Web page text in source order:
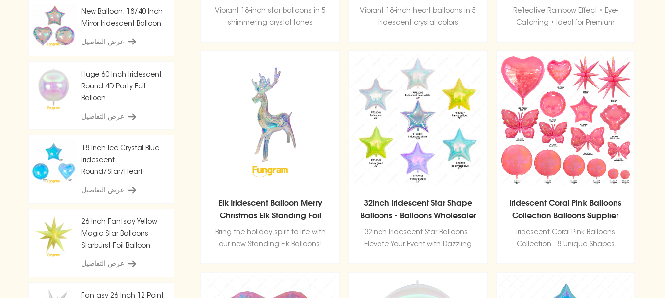
Balloons from Balloon
Wholesale Factory
Vibrant 18-inch star balloons in 5
shimmering crystal tones
Balloons from Balloon
Wholesale Factory
Vibrant 18-inch heart balloons in 5
iridescent crystal colors
Reflective Rainbow Effect • Eye-
Catching • Ideal for Premium
Elk Iridescent Balloon Merry
Christmas Elk Standing Foil
Balloon
Bring the holiday spirit to life with
our new Standing Elk Balloons!
32inch Iridescent Star Shape
Balloons - Balloons Wholesaler
32inch Iridescent Star Balloons -
Elevate Your Event with Dazzling
Iridescent Coral Pink Balloons
Collection Balloons Supplier
Iridescent Coral Pink Balloons
Collection - 8 Unique Shapes
New Balloon: 18/40 Inch
Mirror Iridescent Balloon
عرض التفاصيل
Huge 60 Inch Iridescent
Round 4D Party Foil
Balloon
عرض التفاصيل
18 Inch Ice Crystal Blue
Iridescent
Round/Star/Heart
عرض التفاصيل
26 Inch Fantsay Yellow
Magic Star Balloons
Starburst Foil Balloon
عرض التفاصيل
Fantasy 26 Inch 12 Point